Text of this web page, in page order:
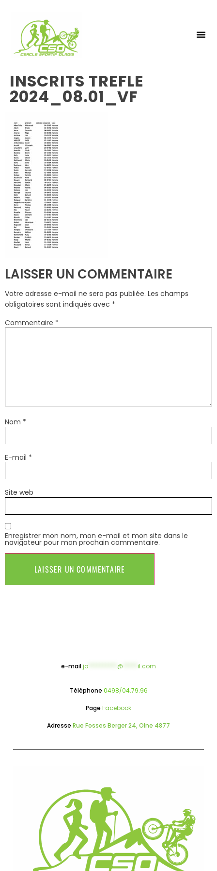
INSCRITS TREFLE
2024_08.01_VF
LAISSER UN COMMENTAIRE
Votre adresse e-mail ne sera pas publiée. Les champs
obligatoires sont indiqués avec *
Commentaire *
Nom *
E-mail *
Site web
Enregistrer mon nom, mon e-mail et mon site dans le
navigateur pour mon prochain commentaire.
e-mailjo @ il.com
Téléphone 0498/04.79.96
Page Facebook
Adresse Rue Fosses Berger 24, Olne 4877